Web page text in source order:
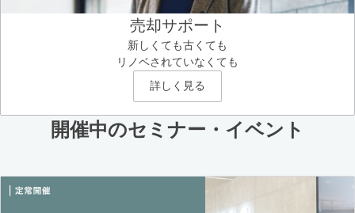
売却サポート
新しくても古くても
リノベされていなくても
詳しく見る
開催中のセミナー・イベント